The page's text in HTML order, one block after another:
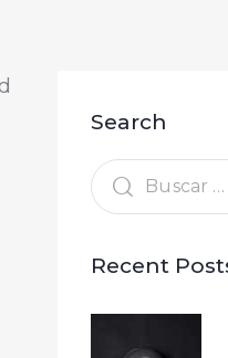
Search
Recent